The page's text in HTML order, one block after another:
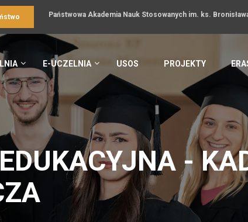
Państwowa Akademia Nauk Stosowanych im. ks.
E-UCZELNIA USOS PROJEKTY
-